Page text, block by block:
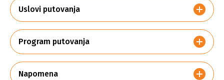
Uslovi putovanja
Program putovanja
Napomena